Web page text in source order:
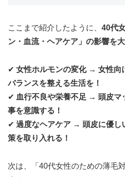
ここまで紹介したように、 40代
ン・血流・ヘアケア」の影響を
✔ 女性ホルモンの変化 → 女性向
バランスを整える生活を！
✔ 血行不良や栄養不足 → 頭皮マ
事を意識する！
✔ 過度なヘアケア → 頭皮に優し
策を取り入れる！
次は、「40代女性のための薄毛